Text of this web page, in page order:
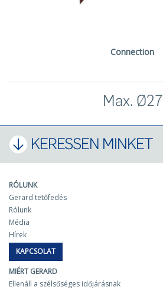
Connection
Max. Ø27
KERESSEN MINKET
RÓLUNK
Gerard tetőfedés
Rólunk
Média
Hírek
KAPCSOLAT
MIÉRT GERARD
Ellenáll a szélsőséges időjárásnak